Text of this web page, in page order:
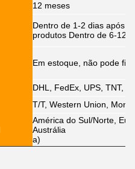
12 meses
Dentro de 1-2 dias após
produtos Dentro de 6-12
Em estoque, não pode
DHL, FedEx, UPS, TNT,
T/T, Western Union,
América do Sul/Norte,
Austrália
a)